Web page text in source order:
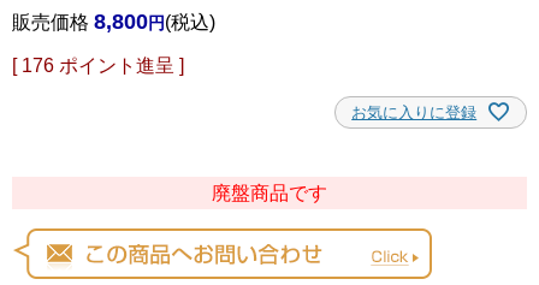
販売価格 8,800 税込
[ 176 ポイント進呈 ]
お気に入りに登録
廃盤商品です